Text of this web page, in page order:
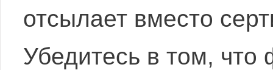
отсылает вместо
Убедитесь в том,